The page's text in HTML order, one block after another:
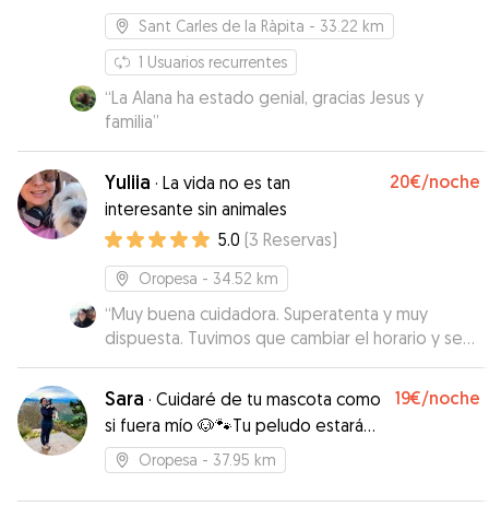
Sant Carles de la Ràpita - 33.22 km
1 Usuarios recurrentes
“La Alana ha estado genial, gracias Jesus y
familia”
Yuliia · La vida no es tan
interesante sin animales
20€/noche
5.0 (3 Reservas)
Oropesa - 34.52 km
“Muy buena cuidadora. Superatenta y muy
dispuesta. Tuvimos que cambiar el horario y se
adapto perfectamente. Pecas estuvo muy bien
con ella.
Sara · Cuidaré de tu mascota como
si fuera mío 🐶🐾Tu peludo estará
más agusto que un arbusto 😁
19€/noche
Oropesa - 37.95 km